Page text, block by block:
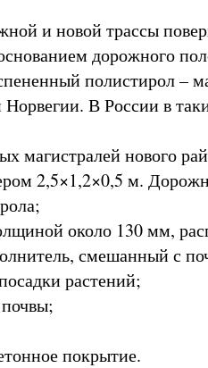
и новой трассы
дорожного
полистирол –
В России в
магистралей нового
2,5×1,2×0,5 м.
около 130 мм,
смешанный с
растений;
покрытие.